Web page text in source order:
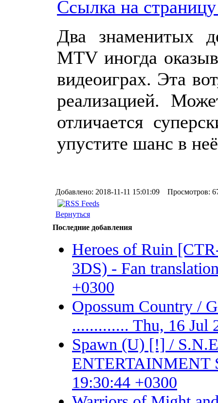
Ссылка на
Два знаменитых
МТV иногда
видеоиграх. Эта
реализацией.
отличается
упустите шанс в
Добавлено: 2018-11-11 15:01:09 Просмотров:
Вернуться
Последние добавления
Heroes of Ruin
3DS) - Fan
+0300
Opossum Country /
............. Thu, 16 Jul
Spawn (U) [!] /
ENTERTAINMENT
19:30:44 +0300